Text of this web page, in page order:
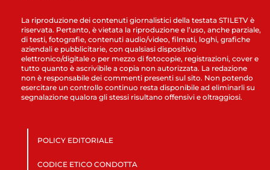
La riproduzione dei contenuti giornalistici della testata STILETV è
riservata. Pertanto, è vietata la riproduzione e l’uso, anche parziale,
di testi, fotografie, contenuti audio/video, filmati, loghi, grafiche
aziendali e pubblicitarie, con qualsiasi dispositivo
elettronico/digitale o per mezzo di fotocopie, registrazioni, cover e
tutto quanto è ascrivibile a copia non autorizzata. La redazione
non è responsabile dei commenti presenti sul sito. Non potendo
esercitare un controllo continuo resta disponibile ad eliminarli su
segnalazione qualora gli stessi risultano offensivi e oltraggiosi.
POLICY EDITORIALE
CODICE ETICO CONDOTTA